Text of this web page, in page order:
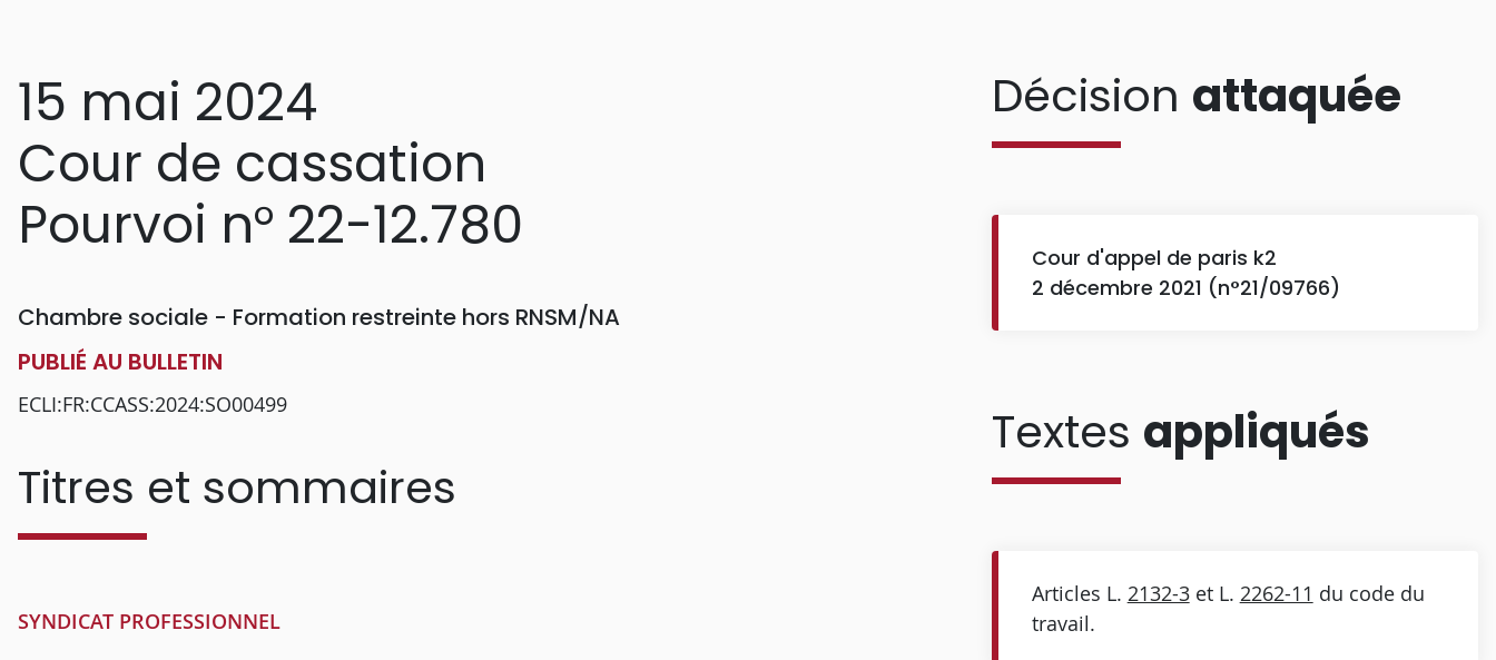
15 mai 2024
Cour de cassation
Pourvoi n° 22-12.780
Chambre sociale - Formation restreinte hors RNSM/NA
PUBLIÉ AU BULLETIN
ECLI:FR:CCASS:2024:SO00499
Titres et sommaires
SYNDICAT PROFESSIONNEL
Décision attaquée
Cour d'appel de paris k2
2 décembre 2021 (n°21/09766)
Textes appliqués
Articles L. 2132-3et L. 2262-11 du code du
travail.